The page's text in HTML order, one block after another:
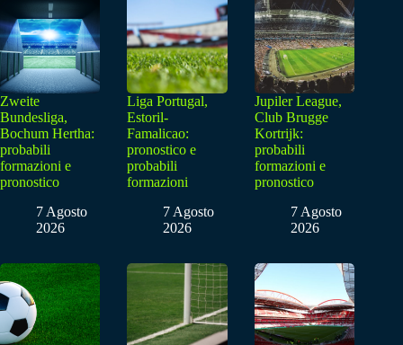
Zweite
Bundesliga,
Bochum Hertha:
probabili
formazioni e
pronostico
7 Agosto
2026
Liga Portugal,
Estoril-
Famalicao:
pronostico e
probabili
formazioni
7 Agosto
2026
Jupiler League,
Club Brugge
Kortrijk:
probabili
formazioni e
pronostico
7 Agosto
2026